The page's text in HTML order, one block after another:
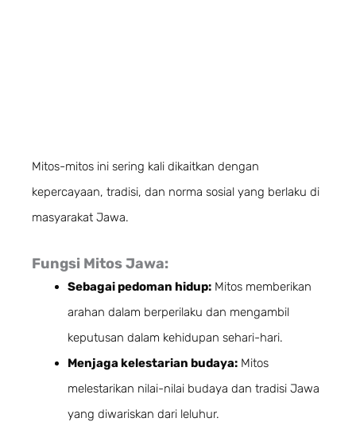
Mitos-mitos ini sering kali dikaitkan dengan
kepercayaan, tradisi, dan norma sosial yang berlaku di
masyarakat Jawa.
Fungsi Mitos Jawa:
Sebagai pedoman hidup: Mitos memberikan
arahan dalam berperilaku dan mengambil
keputusan dalam kehidupan sehari-hari.
Menjaga kelestarian budaya: Mitos
melestarikan nilai-nilai budaya dan tradisi Jawa
yang diwariskan dari leluhur.